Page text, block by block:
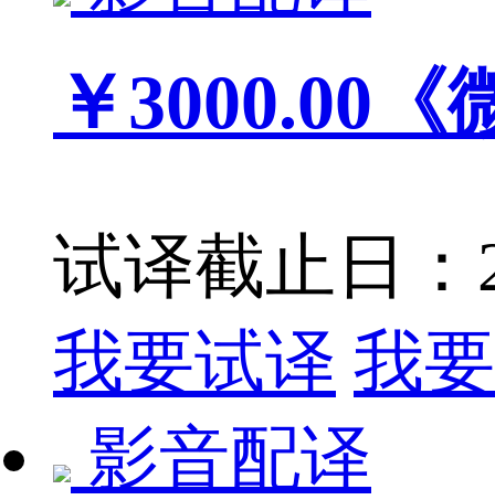
￥3000.00
试译截止日：
我要试译 我
影音配译